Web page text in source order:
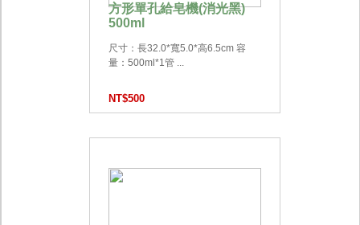
方形單孔給皂機(消光黑)
500ml
尺寸：長32.0*寬5.0*高6.5cm 容
量：500ml*1管 ...
NT$500